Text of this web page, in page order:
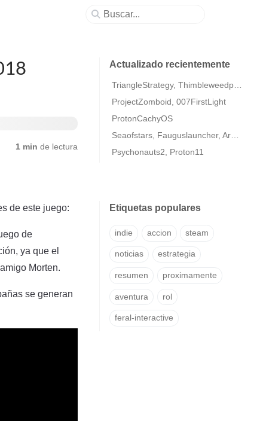
1 min de lectura
de este juego:
de
ya que el
Morten.
se generan
Actualizado recientemente
ProjectZomboid, 007FirstLight
ProtonCachyOS
Psychonauts2, Proton11
Etiquetas populares
indie accion steam
noticias estrategia
resumen proximamente
aventura rol
feral-interactive